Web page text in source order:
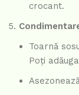
crocant.
Toarnă
Poți